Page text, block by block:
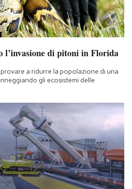
l’invasione di pitoni in Florida
a ridurre la popolazione di una
gli ecosistemi delle